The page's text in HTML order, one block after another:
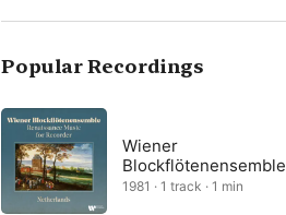
Popular Recordings
Wiener
Blockflötenensemble
1981 · 1 track · 1 min